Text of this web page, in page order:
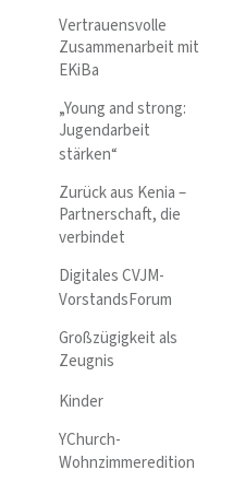
Vertrauensvolle
Zusammenarbeit mit
EKiBa
„Young and strong:
Jugendarbeit
stärken“
Zurück aus Kenia –
Partnerschaft, die
verbindet
Digitales CVJM-
VorstandsForum
Großzügigkeit als
Zeugnis
Kinder
YChurch-
Wohnzimmeredition